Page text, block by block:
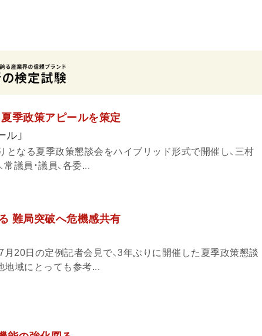
季政策アピールを策定
」
となる夏季政策懇談会をハイブリッド形式で開催し、三村
議員・議員、各委...
難局突破へ危機感共有
20日の定例記者会見で、3年ぶりに開催した夏季政策懇談
地域にとっても参考...